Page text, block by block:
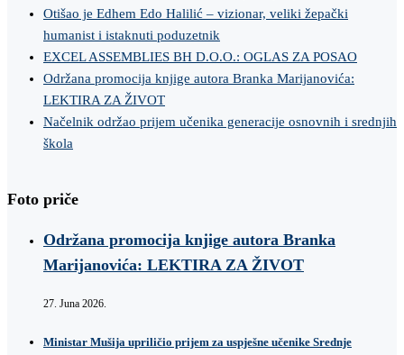
Otišao je Edhem Edo Halilić – vizionar, veliki žepački
humanist i istaknuti poduzetnik
EXCEL ASSEMBLIES BH D.O.O.: OGLAS ZA POSAO
Održana promocija knjige autora Branka Marijanovića:
LEKTIRA ZA ŽIVOT
Načelnik održao prijem učenika generacije osnovnih i srednjih
škola
Foto priče
Održana promocija knjige autora Branka
Marijanovića: LEKTIRA ZA ŽIVOT
27. Juna 2026.
Ministar Mušija upriličio prijem za uspješne učenike Srednje